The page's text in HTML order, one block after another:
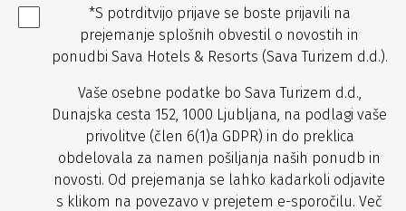
*S potrditvijo prijave se boste prijavili na
prejemanje splošnih obvestil o novostih in
ponudbi Sava Hotels & Resorts (Sava Turizem d.d.).
Vaše osebne podatke bo Sava Turizem d.d.,
Dunajska cesta 152, 1000 Ljubljana, na podlagi vaše
privolitve (člen 6(1)a GDPR) in do preklica
obdelovala za namen pošiljanja naših ponudb in
novosti. Od prejemanja se lahko kadarkoli odjavite
s klikom na povezavo v prejetem e-sporočilu. Več